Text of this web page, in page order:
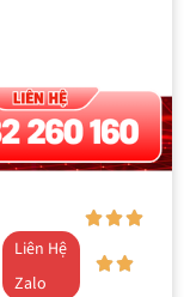
Liên Hệ
Zalo